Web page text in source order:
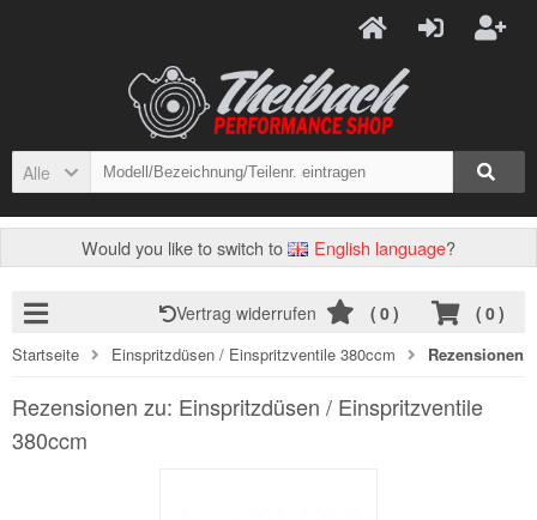
Alle
Would you like to switch to English language?
( 0)
Vertrag widerrufen ( 0)
Startseite Einspritzdüsen / Einspritzventile 380ccm Rezensionen
Rezensionen zu: Einspritzdüsen / Einspritzventile
380ccm